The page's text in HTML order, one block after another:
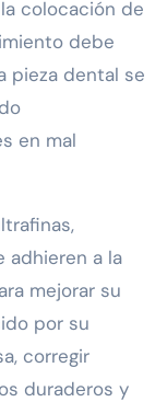
colocación de
debe
pieza dental se
en mal
adhieren a la
mejorar su
por su
corregir
duraderos y